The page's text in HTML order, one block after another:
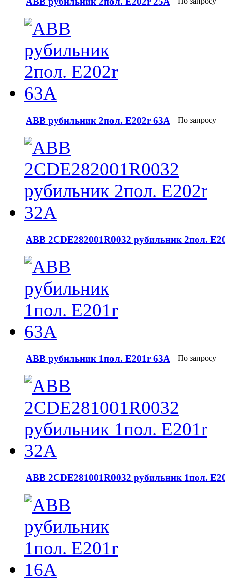
АВВ рубильник 2пол. E202r 63A По запросу −
АВВ 2CDE282001R0032 рубильник 2пол.
АВВ рубильник 1пол. E201r 63A По запросу −
АВВ 2CDE281001R0032 рубильник 1пол.